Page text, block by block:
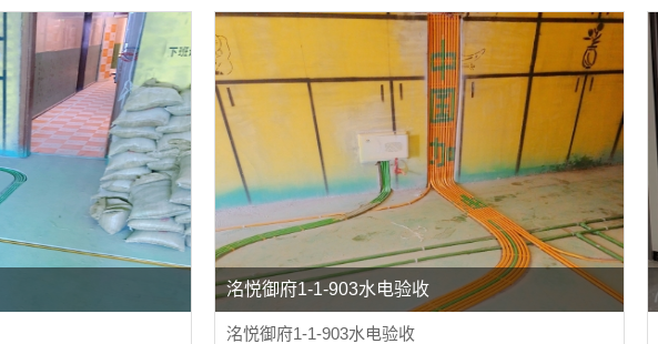
洺悦御府1-1-903水电验收
洺悦御府1-1-903水电验收